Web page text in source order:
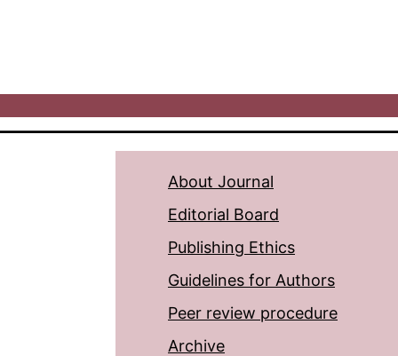
About Journal
Editorial Board
Publishing Ethics
Guidelines for Authors
Peer review procedure
Archive